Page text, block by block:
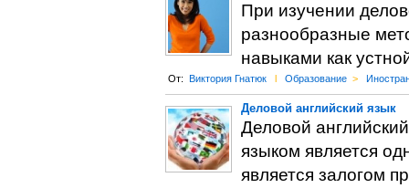
При изучении
разнообразные
навыками как
От: Виктория Гнатюк l Образование >
Деловой английский язык
Деловой
языком является
является залогом